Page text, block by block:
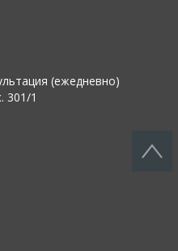
(ежедневно)
301/1